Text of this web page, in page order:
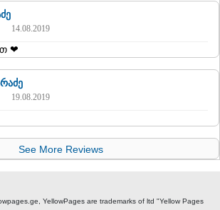
14.08.2019
❤
19.08.2019
See More Reviews
YellowPages are trademarks of ltd "Yellow Pages